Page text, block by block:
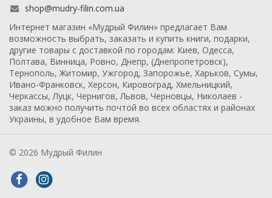
shop@mudry-filin.com.ua
Интернет магазин «Мудрый Филин» предлагает Вам
возможность выбрать, заказать и купить книги, подарки,
другие товары с доставкой по городам: Киев, Одесса,
Полтава, Винница, Ровно, Днепр, (Днепропетровск),
Тернополь, Житомир, Ужгород, Запорожье, Харьков, Сумы,
Ивано-Франковск, Херсон, Кировоград, Хмельницкий,
Черкассы, Луцк, Чернигов, Львов, Черновцы, Николаев -
заказ можно получить почтой во всех областях и районах
Украины, в удобное Вам время.
© 2026 Мудрый Филин